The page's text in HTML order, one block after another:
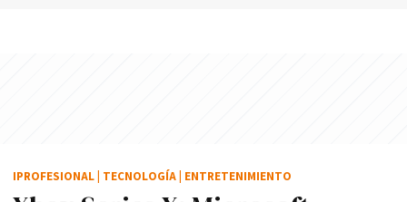
IPROFESIONAL TECNOLOGÍA ENTRETENIMIENTO